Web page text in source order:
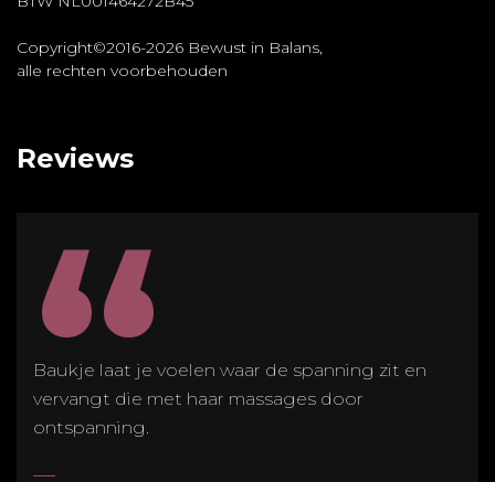
Copyright©2016-2026 Bewust in Balans,
alle rechten voorbehouden
Reviews
“
Baukje laat je voelen waar de spanning zit en
vervangt die met haar massages door
ontspanning.